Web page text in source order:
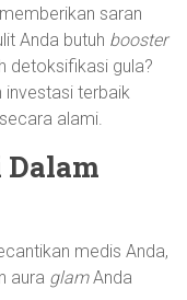
saran
Anda butuh booster
detoksifikasi gula?
investasi terbaik
alami.
medis Anda,
aura glamAnda